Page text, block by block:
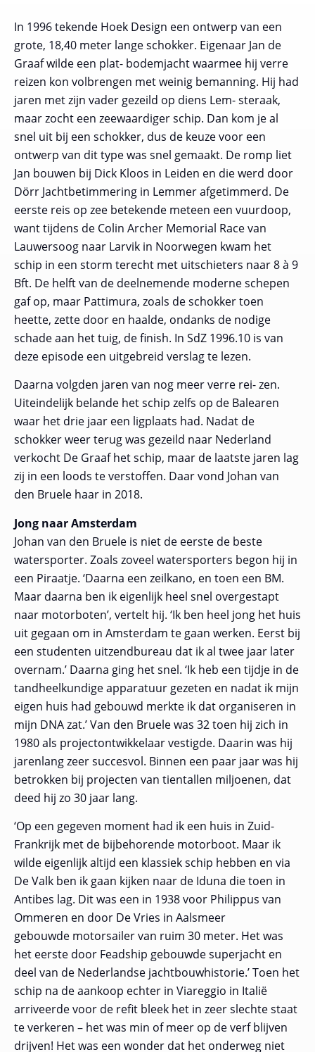
In 1996 tekende Hoek Design een ontwerp van een
grote, 18,40 meter lange schokker. Eigenaar Jan de
Graaf wilde een plat- bodemjacht waarmee hij verre
reizen kon volbrengen met weinig bemanning. Hij had
jaren met zijn vader gezeild op diens Lem- steraak,
maar zocht een zeewaardiger schip. Dan kom je al
snel uit bij een schokker, dus de keuze voor een
ontwerp van dit type was snel gemaakt. De romp liet
Jan bouwen bij Dick Kloos in Leiden en die werd door
Dörr Jachtbetimmering in Lemmer afgetimmerd. De
eerste reis op zee betekende meteen een vuurdoop,
want tijdens de Colin Archer Memorial Race van
Lauwersoog naar Larvik in Noorwegen kwam het
schip in een storm terecht met uitschieters naar 8 à 9
Bft. De helft van de deelnemende moderne schepen
gaf op, maar Pattimura, zoals de schokker toen
heette, zette door en haalde, ondanks de nodige
schade aan het tuig, de finish. In SdZ 1996.10 is van
deze episode een uitgebreid verslag te lezen.
Daarna volgden jaren van nog meer verre rei- zen.
Uiteindelijk belande het schip zelfs op de Balearen
waar het drie jaar een ligplaats had. Nadat de
schokker weer terug was gezeild naar Nederland
verkocht De Graaf het schip, maar de laatste jaren lag
zij in een loods te verstoffen. Daar vond Johan van
den Bruele haar in 2018.
Jong naar Amsterdam
Johan van den Bruele is niet de eerste de beste
watersporter. Zoals zoveel watersporters begon hij in
een Piraatje. ‘Daarna een zeilkano, en toen een BM.
Maar daarna ben ik eigenlijk heel snel overgestapt
naar motorboten’, vertelt hij. ‘Ik ben heel jong het huis
uit gegaan om in Amsterdam te gaan werken. Eerst bij
een studenten uitzendbureau dat ik al twee jaar later
overnam.’ Daarna ging het snel. ‘Ik heb een tijdje in de
tandheelkundige apparatuur gezeten en nadat ik mijn
eigen huis had gebouwd merkte ik dat organiseren in
mijn DNA zat.’ Van den Bruele was 32 toen hij zich in
1980 als projectontwikkelaar vestigde. Daarin was hij
jarenlang zeer succesvol. Binnen een paar jaar was hij
betrokken bij projecten van tientallen miljoenen, dat
deed hij zo 30 jaar lang.
‘Op een gegeven moment had ik een huis in Zuid-
Frankrijk met de bijbehorende motorboot. Maar ik
wilde eigenlijk altijd een klassiek schip hebben en via
De Valk ben ik gaan kijken naar de Iduna die toen in
Antibes lag. Dit was een in 1938 voor Philippus van
Ommeren en door De Vries in Aalsmeer
gebouwde motorsailer van ruim 30 meter. Het was
het eerste door Feadship gebouwde superjacht en
deel van de Nederlandse jachtbouwhistorie.’ Toen het
schip na de aankoop echter in Viareggio in Italië
arriveerde voor de refit bleek het in zeer slechte staat
te verkeren – het was min of meer op de verf blijven
drijven! Het was een wonder dat het onderweg niet